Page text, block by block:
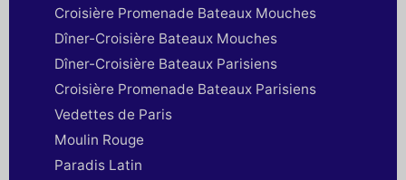
Croisière Promenade Bateaux Mouches
Dîner-Croisière Bateaux Mouches
Dîner-Croisière Bateaux Parisiens
Croisière Promenade Bateaux Parisiens
Vedettes de Paris
Moulin Rouge
Paradis Latin